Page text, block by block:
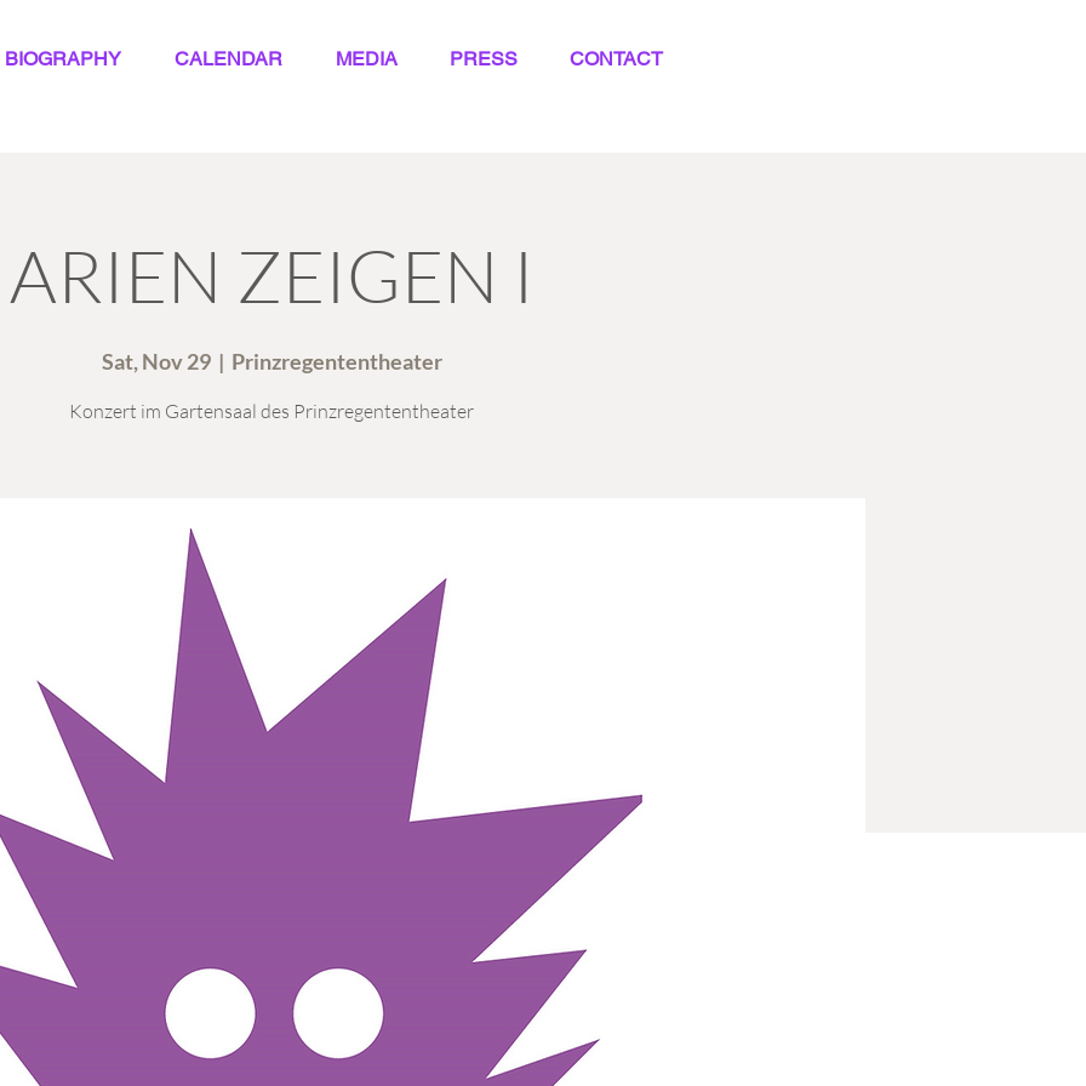
BIOGRAPHY CALENDAR MEDIA PRESS CONTACT
ARIEN ZEIGEN I
Sat, Nov 29
  |
Prinzregententheater
Konzert im Gartensaal des Prinzregententheater